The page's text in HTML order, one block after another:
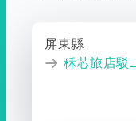
屏東縣
秝芯旅店駁